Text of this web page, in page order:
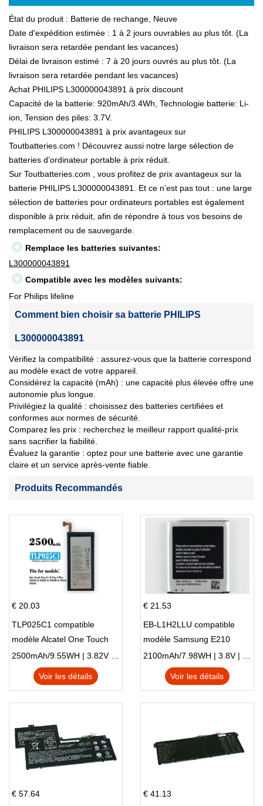
État du produit : Batterie de rechange, Neuve
Date d'expédition estimée : 1 à 2 jours ouvrables au plus tôt. (La
livraison sera retardée pendant les vacances)
Délai de livraison estimé : 7 à 20 jours ouvrés au plus tôt. (La
livraison sera retardée pendant les vacances)
Achat PHILIPS L300000043891 à prix discount
Capacité de la batterie: 920mAh/3.4Wh, Technologie batterie: Li-
ion, Tension des piles: 3.7V.
PHILIPS L300000043891 à prix avantageux sur
Toutbatteries.com ! Découvrez aussi notre large sélection de
batteries d’ordinateur portable à prix réduit.
Sur Toutbatteries.com , vous profitez de prix avantageux sur la
batterie PHILIPS L300000043891. Et ce n’est pas tout : une large
sélection de batteries pour ordinateurs portables est également
disponible à prix réduit, afin de répondre à tous vos besoins de
remplacement ou de sauvegarde.
Remplace les batteries suivantes:
L300000043891
Compatible avec les modèles suivants:
For Philips lifeline
Comment bien choisir sa batterie PHILIPS
L300000043891
Vérifiez la compatibilité : assurez-vous que la batterie correspond
au modèle exact de votre appareil.
Considérez la capacité (mAh) : une capacité plus élevée offre une
autonomie plus longue.
Privilégiez la qualité : choisissez des batteries certifiées et
conformes aux normes de sécurité.
Comparez les prix : recherchez le meilleur rapport qualité-prix
sans sacrifier la fiabilité.
Évaluez la garantie : optez pour une batterie avec une garantie
claire et un service après-vente fiable.
Produits Recommandés
€ 20.03
TLP025C1 compatible
modèle Alcatel One Touch
Pop 4 Plus OT-5056D
2500mAh/9.55WH | 3.82V | Li-ion ...
Voir les détails
€ 21.53
EB-L1H2LLU compatible
modèle Samsung E210
E210K i939
2100mAh/7.98WH | 3.8V | Li-ion ...
Voir les détails
€ 57.64 € 41.13